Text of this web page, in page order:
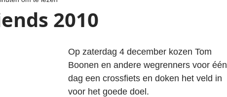
2010
Op zaterdag 4 december kozen Tom
Boonen en andere wegrenners voor één
dag een crossfiets en doken het veld in
voor het goede doel.